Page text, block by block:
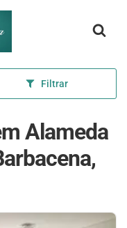
Filtrar
Alameda